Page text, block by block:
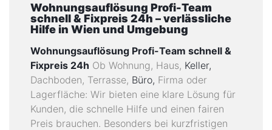
Wohnungsauflösung Profi-Team
schnell & Fixpreis 24h – verlässliche
Hilfe in Wien und Umgebung
Wohnungsauflösung Profi-Team schnell &
Fixpreis 24h Ob Wohnung, Haus, Keller,
Dachboden, Terrasse, Büro, Firma oder
Lagerfläche: Wir bieten eine klare Lösung für
Kunden, die schnelle Hilfe und einen fairen
Preis brauchen. Besonders bei kurzfristigen